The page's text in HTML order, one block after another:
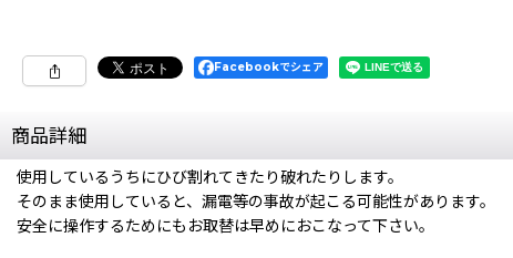
Facebookでシェア
商品詳細
使用しているうちにひび割れてきたり破れたりします。
そのまま使用していると、漏電等の事故が起こる可能性があります。
安全に操作するためにもお取替は早めにおこなって下さい。